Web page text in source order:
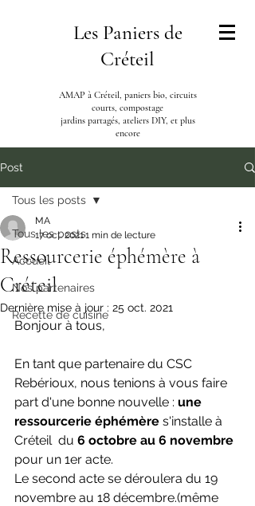
Les Paniers de
Créteil
AMAP à Créteil, paniers bio, circuits
courts, compostage
jardins partagés, ateliers DIY, et plus
encore
Post
Tous les posts
Accueil
Nos partenaires
Recette de cuisine
Tous les posts
Ressourcerie éphémère à
Créteil
MA
17 oct. 20211 min de lecture
Dernière mise à jour : 25 oct. 2021
Bonjour à tous,
En tant que partenaire du CSC
Rebérioux, nous tenions à vous faire
part d'une bonne nouvelle : une
ressourcerie éphémère s'installe à
Créteil  du 6 octobre au 6 novembre
pour un 1er acte.
Le second acte se déroulera du 19
novembre au 18 décembre.(même